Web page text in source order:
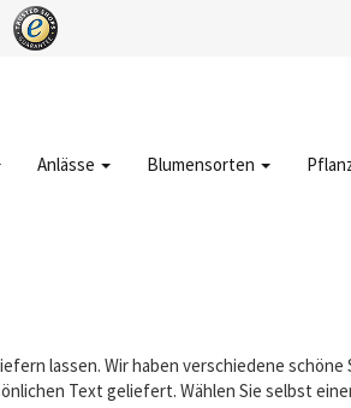
Anlässe Blumensorten
lassen. Wir haben verschiedene
Text geliefert. Wählen Sie selbst